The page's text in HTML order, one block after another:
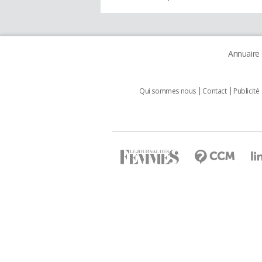
Qui sommes nous Contact Publicité